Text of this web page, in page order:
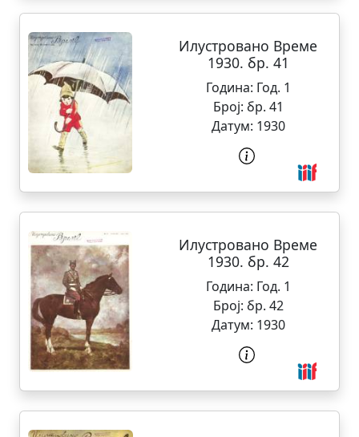
Илустровано Време
1930. бр. 41
Година: Год. 1
Број: бр. 41
Датум: 1930
Илустровано Време
1930. бр. 42
Година: Год. 1
Број: бр. 42
Датум: 1930